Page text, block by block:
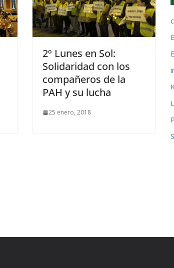
2º Lunes en Sol:
Solidaridad con los
compañeros de la
PAH y su lucha
25 enero, 2018